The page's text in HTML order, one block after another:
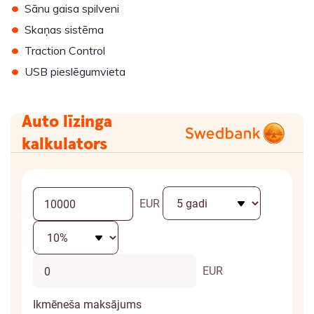
• Sānu gaisa spilveni
• Skaņas sistēma
• Traction Control
• USB pieslēgumvieta